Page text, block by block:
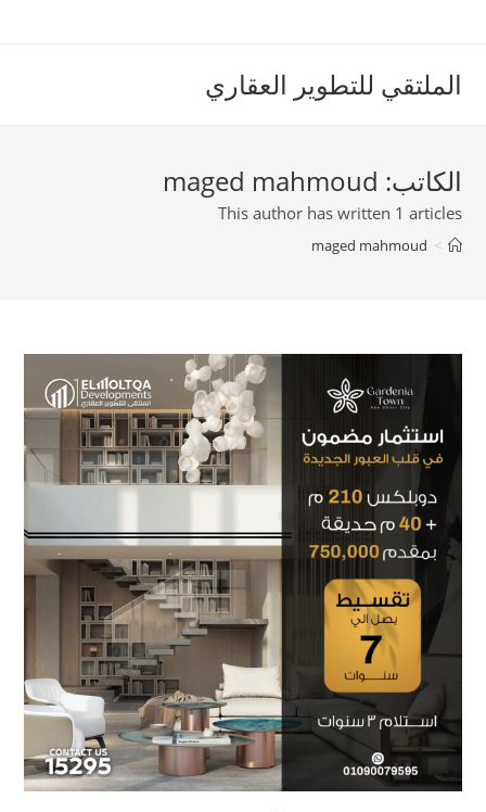
الملتقي للتطوير العقاري
الكاتب: maged mahmoud
This author has written 1 articles
>
maged mahmoud